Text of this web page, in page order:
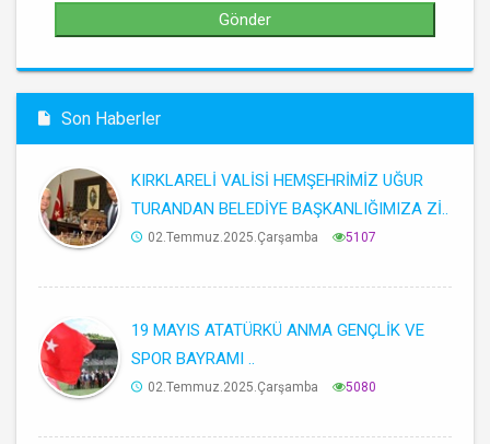
Son Haberler
KIRKLARELİ VALİSİ HEMŞEHRİMİZ UĞUR
TURANDAN BELEDİYE BAŞKANLIĞIMIZA Zİ..
02.Temmuz.2025.Çarşamba 5107
19 MAYIS ATATÜRKÜ ANMA GENÇLİK VE
SPOR BAYRAMI ..
02.Temmuz.2025.Çarşamba 5080